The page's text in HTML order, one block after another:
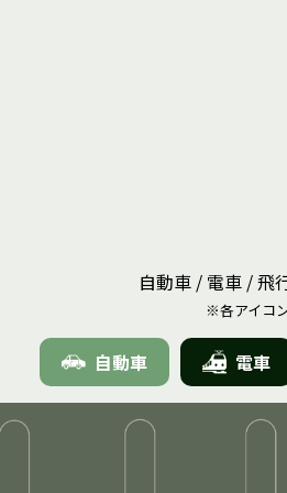
自動車 / 電車 / 飛
※各アイコ
自動車 電車